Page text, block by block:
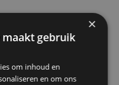
Revuelto eert 60 jaar Miura met
×
maakt gebruik
om inhoud en
en om ons